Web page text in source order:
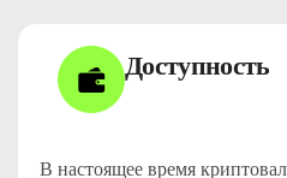
Доступность
В настоящее время